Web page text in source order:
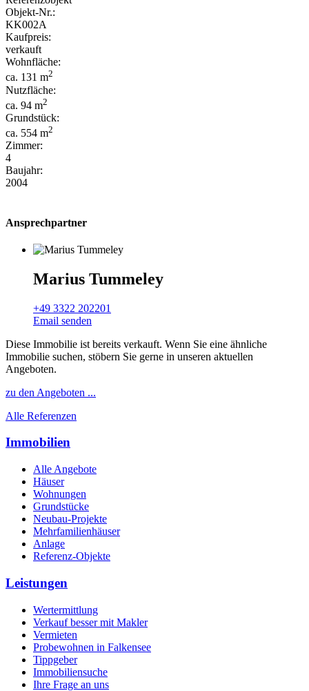
Objekt-Nr.:
KK002A
Kaufpreis:
verkauft
Wohnfläche:
ca. 131 m2
Nutzfläche:
ca. 94 m2
Grundstück:
ca. 554 m2
Zimmer:
4
Baujahr:
2004
Ansprechpartner
Marius Tummeley
+49 3322 202201
Email senden
Diese Immobilie ist bereits verkauft. Wenn Sie eine ähnliche
Immobilie suchen, stöbern Sie gerne in unseren aktuellen
Angeboten.
zu den Angeboten ...
Alle Referenzen
Immobilien
Alle Angebote
Häuser
Wohnungen
Grundstücke
Neubau-Projekte
Mehrfamilienhäuser
Anlage
Referenz-Objekte
Leistungen
Wertermittlung
Verkauf besser mit Makler
Vermieten
Probewohnen in Falkensee
Tippgeber
Immobiliensuche
Ihre Frage an uns